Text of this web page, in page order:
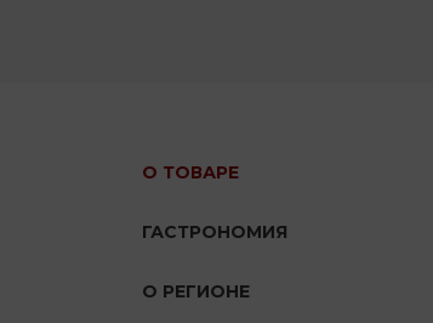
О ТОВАРЕ
ГАСТРОНОМИЯ
О РЕГИОНЕ